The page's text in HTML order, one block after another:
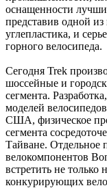
оснащенности
представив одной
углепластика, и
горного велосипеда.
Сегодня Trek
шоссейные и
сегмента.
моделей
США, физическое
сегмента
Тайване. Отдельное
велокомпонентов
встретить не только
конкурирующих